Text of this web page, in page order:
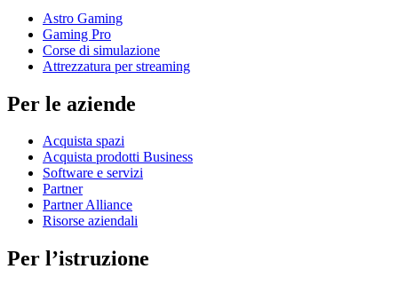
Astro Gaming
Gaming Pro
Corse di simulazione
Attrezzatura per streaming
Per le aziende
Acquista spazi
Acquista prodotti Business
Software e servizi
Partner
Partner Alliance
Risorse aziendali
Per l’istruzione